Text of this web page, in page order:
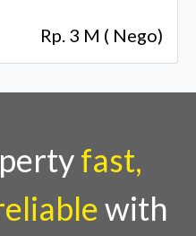
Rp. 3 M ( Nego)
fast,
with